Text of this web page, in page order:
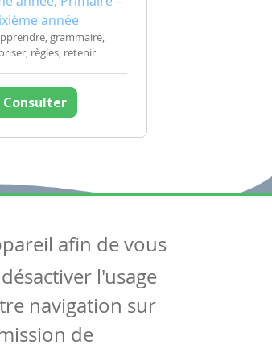
année
grammaire,
règles, retenir
Consulter
afin de vous
l'usage
navigation sur
de